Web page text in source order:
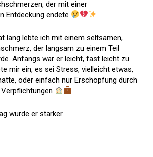
der mit einer
Entdeckung endete
lang lebte ich mit einem seltsamen,
der langsam zu einem Teil
Anfangs war er leicht, fast leicht zu
mir ein, es sei Stress, vielleicht etwas,
oder einfach nur Erschöpfung durch
wurde er stärker.